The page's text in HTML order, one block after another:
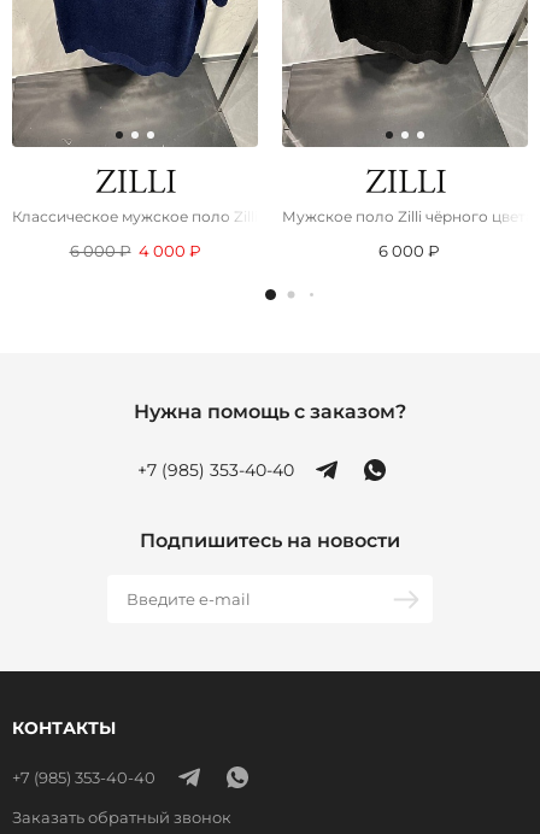
Классическое мужское поло Zilli синего цвета
6 000 ₽ 4 000 ₽
Мужское поло Zilli чёрного цвета
6 000 ₽
Нужна помощь с заказом?
+7 (985) 353-40-40
Подпишитесь на новости
КОНТАКТЫ
+7 (985) 353-40-40
Заказать обратный звонок